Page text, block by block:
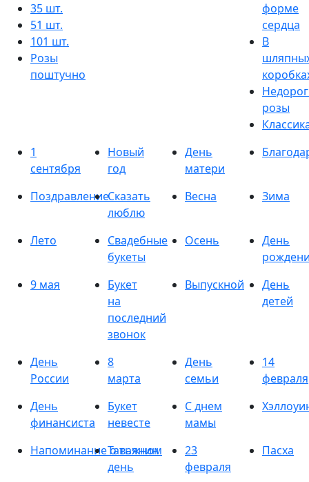
35 шт.
51 шт.
101 шт.
Розы
поштучно
форме
сердца
В
розы
1
сентября
Новый
год
День
матери
ПоздравлениеСказать
люблю
Весна Зима
Лето
Свадебные
букеты
Осень
День
9 мая
Букет
на
последний
звонок
Выпускной
День
детей
День
России
8
марта
День
семьи
14
февраля
День
финансиста
Букет
невесте
С днем
мамы
Напоминание о важном
Татьянин
день
23
февраля
Пасха